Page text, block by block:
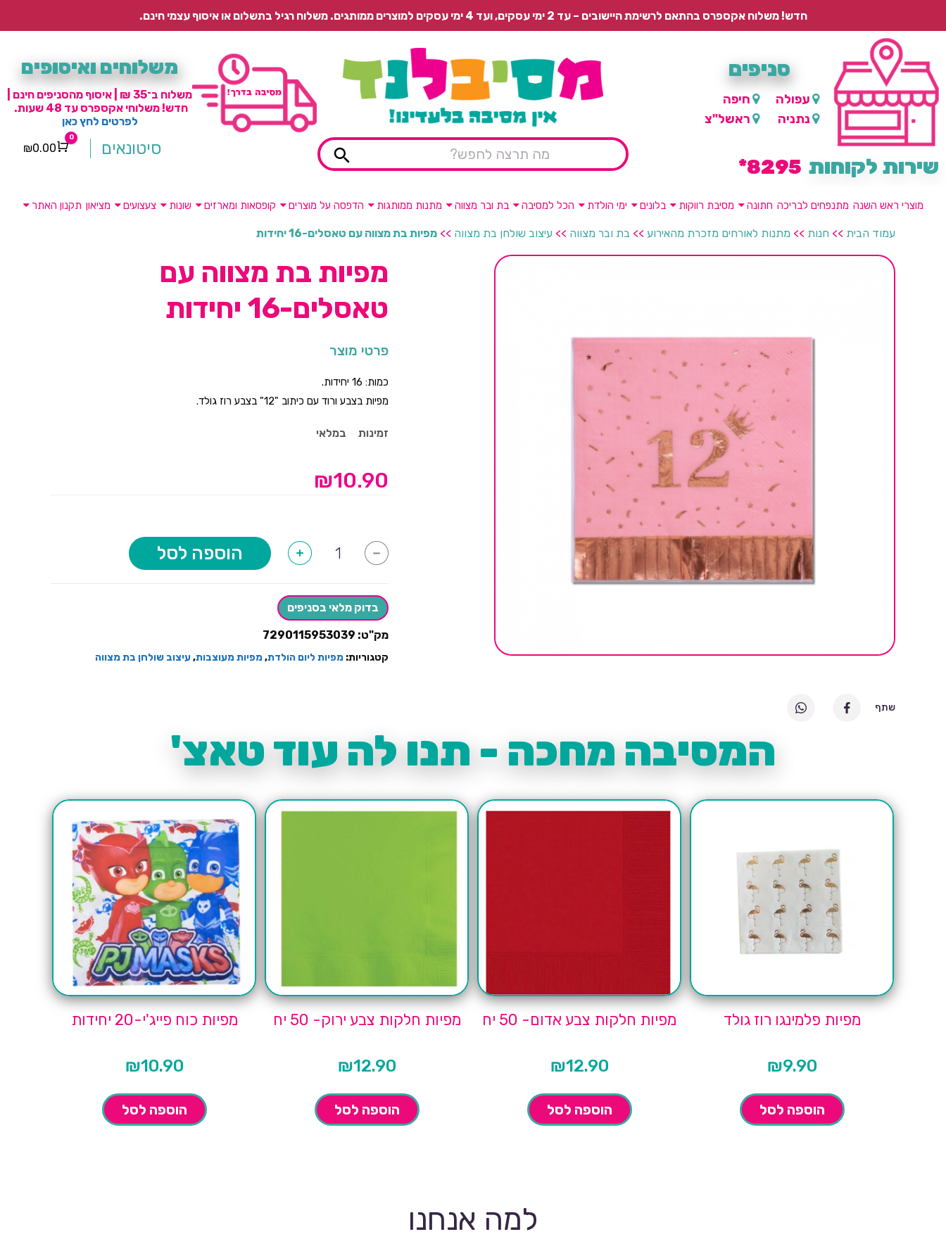
חדש! משלוח אקספרס בהתאם לרשימת היישובים – עד 2 ימי עסקים, ועד 4 ימי עסקים למוצרים ממותגים. משלוח רגיל בתשלום או איסוף עצמי חינם.
סניפים
עפולה
חיפה
נתניה
ראשל"צ
שירות לקוחות 8295*
משלוחים ואיסופים
משלוח ב־35 ₪ | איסוף מהסניפים חינם |
חדש! משלוחי אקספרס עד 48 שעות.
לפרטים לחץ כאן
סיטונאים Cart
0
₪0.00
מוצרי ראש השנה מתנפחים לבריכה חתונה מסיבת רווקות בלונים ימי הולדת הכל למסיבה בת ובר מצווה מתנות ממותגות הדפסה על מוצרים קופסאות ומארזים שונות צעצועים מציאון תקנון האתר
עמוד הבית >> חנות >> מתנות לאורחים מזכרת מהאירוע >> בת ובר מצווה >> עיצוב שולחן בת מצווה >> מפיות בת מצווה עם טאסלים-16 יחידות
שתף
מפיות בת מצווה עם
טאסלים-16 יחידות
פרטי מוצר
כמות: 16 יחידות.
מפיות בצבע ורוד עם כיתוב "12" בצבע רוז גולד.
זמינות במלאי
₪10.90
-
של
עם
טאסלים-16
יחידות
+ הוספה לסל
בדוק מלאי בסניפים
מק"ט: 7290115953039
קטגוריות: מפיות ליום הולדת,מפיות מעוצבות,עיצוב שולחן בת מצווה
המסיבה מחכה - תנו לה עוד טאצ'
מפיות פלמינגו רוז גולד
₪9.90
הוספה לסל
מפיות חלקות צבע אדום- 50 יח
₪12.90
הוספה לסל
מפיות חלקות צבע ירוק- 50 יח
₪12.90
הוספה לסל
מפיות כוח פייג'י-20 יחידות
₪10.90
הוספה לסל
למה אנחנו